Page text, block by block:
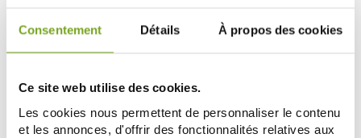
Consentement Détails À propos des cookies
Ce site web utilise des cookies.
Les cookies nous permettent de personnaliser le contenu
et les annonces, d'offrir des fonctionnalités relatives aux